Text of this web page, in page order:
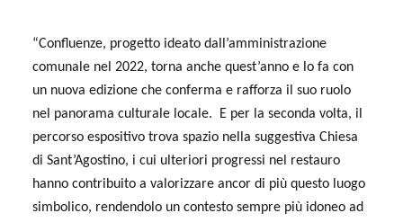
“Confluenze, progetto ideato dall’amministrazione
comunale nel 2022, torna anche quest’anno e lo fa con
un nuova edizione che conferma e rafforza il suo ruolo
nel panorama culturale locale.
E per la seconda volta, il
percorso espositivo trova spazio nella suggestiva Chiesa
di Sant’Agostino, i cui ulteriori progressi nel restauro
hanno contribuito a valorizzare ancor di più questo luogo
simbolico, rendendolo un contesto sempre più idoneo ad